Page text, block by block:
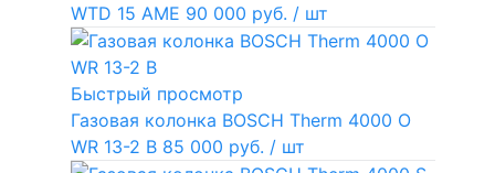
WTD 15 AME 90 000 руб. / шт
Быстрый просмотр
Газовая колонка BOSCH Therm 4000 O
WR 13-2 В 85 000 руб. / шт